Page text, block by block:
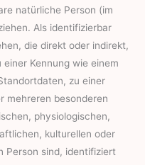
natürliche Person (im
Als identifizierbar
die direkt oder indirekt,
Kennung wie einem
zu einer
mehreren besonderen
physiologischen,
kulturellen oder
Person sind, identifiziert